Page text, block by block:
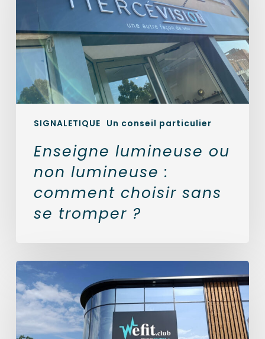
SIGNALETIQUE Un conseil particulier
lumineuse
comment
choisir
tromper
Enseigne lumineuse ou
non lumineuse :
comment choisir sans
se tromper ?
Signalétique
intérieure
vs
extérieure